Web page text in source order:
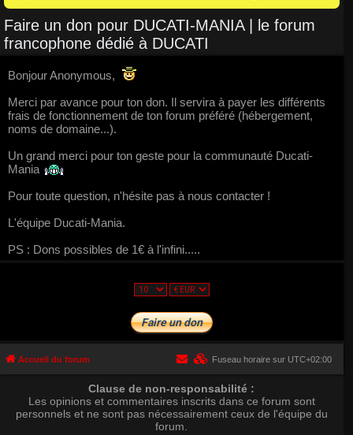
Faire un don pour DUCATI-MANIA | le forum
francophone dédié à DUCATI
Bonjour Anonymous,
Merci par avance pour ton don. Il servira à payer les différents
frais de fonctionnement de ton forum préféré (hébergement,
noms de domaine...).
Un grand merci pour ton geste pour la communauté Ducati-
Mania
Pour toute question, n'hésite pas à nous contacter !
L'équipe Ducati-Mania.
PS : Dons possibles de 1€ à l'infini.....
Accueil du forum Fuseau horaire sur UTC+02:00
Clause de non-responsabilité :
Les opinions et commentaires inscrits dans ce forum sont
personnels et ne sont pas nécessairement ceux de l'équipe du
forum.